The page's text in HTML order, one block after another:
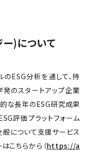
)について
のESG分析を通して、持
のスタートアップ企業
な長年のESG研究成果
評価プラットフォーム
般について支援サービス
こちらから（https://a